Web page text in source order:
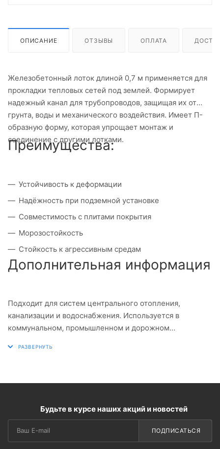
ОПИСАНИЕ ОТЗЫВЫ ОПЛАТА
Железобетонный лоток длиной 0,7 м применяется для
прокладки тепловых сетей под землей. Формирует
надежный канал для трубопроводов, защищая их от
грунта, воды и механического воздействия. Имеет П-
образную форму, которая упрощает монтаж и
соединение с другими лотками.
Преимущества:
Устойчивость к деформации
Надёжность при подземной установке
Совместимость с плитами покрытия
Морозостойкость
Стойкость к агрессивным средам
Дополнительная информация
Подходит для систем центрального отопления,
канализации и водоснабжения. Используется в
коммунальном, промышленном и дорожном
Будьте в курсе наших акций и новостей
ПОДПИСАТЬСЯ